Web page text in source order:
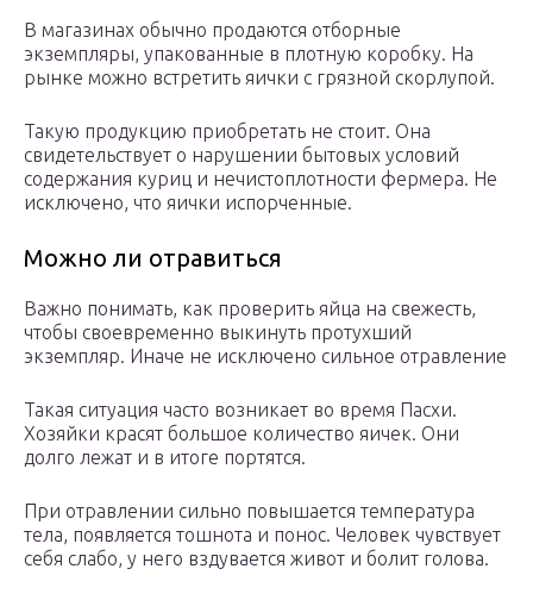
В магазинах обычно продаются отборные
экземпляры, упакованные в плотную коробку. На
рынке можно встретить яички с грязной скорлупой.
Такую продукцию приобретать не стоит. Она
свидетельствует о нарушении бытовых условий
содержания куриц и нечистоплотности фермера. Не
исключено, что яички испорченные.
Можно ли отравиться
Важно понимать, как проверить яйца на свежесть,
чтобы своевременно выкинуть протухший
экземпляр. Иначе не исключено сильное отравление
Такая ситуация часто возникает во время Пасхи.
Хозяйки красят большое количество яичек. Они
долго лежат и в итоге портятся.
При отравлении сильно повышается температура
тела, появляется тошнота и понос. Человек чувствует
себя слабо, у него вздувается живот и болит голова.